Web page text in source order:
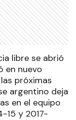
libre se abrió
en nuevo
próximas
argentino deja
en el equipo
15 y 2017-